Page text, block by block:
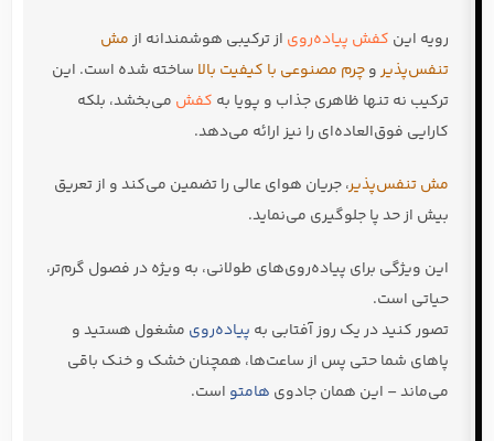
رویه این کفش پیاده‌روی از ترکیبی هوشمندانه ازمش
تنفس‌پذیروچرم مصنوعی با کیفیت بالا ساخته شده است. این
ترکیب نه تنها ظاهری جذاب و پویا به کفش می‌بخشد، بلکه
کارایی فوق‌العاده‌ای را نیز ارائه می‌دهد.
مش تنفس‌پذیر، جریان هوای عالی را تضمین می‌کند و از تعریق
بیش از حد پا جلوگیری می‌نماید.
این ویژگی برای پیاده‌روی‌های طولانی، به ویژه در فصول گرم‌تر،
حیاتی است.
تصور کنید در یک روز آفتابی به پیاده‌روی مشغول هستید و
پاهای شما حتی پس از ساعت‌ها، همچنان خشک و خنک باقی
می‌ماند – این همان جادوی هامتو است.